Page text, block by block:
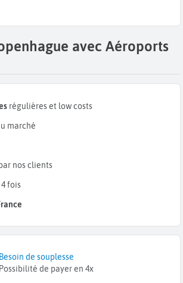
avec Aéroports
régulières et low costs
marché
nos clients
fois
Besoin de souplesse
Possibilité de payer en 4x